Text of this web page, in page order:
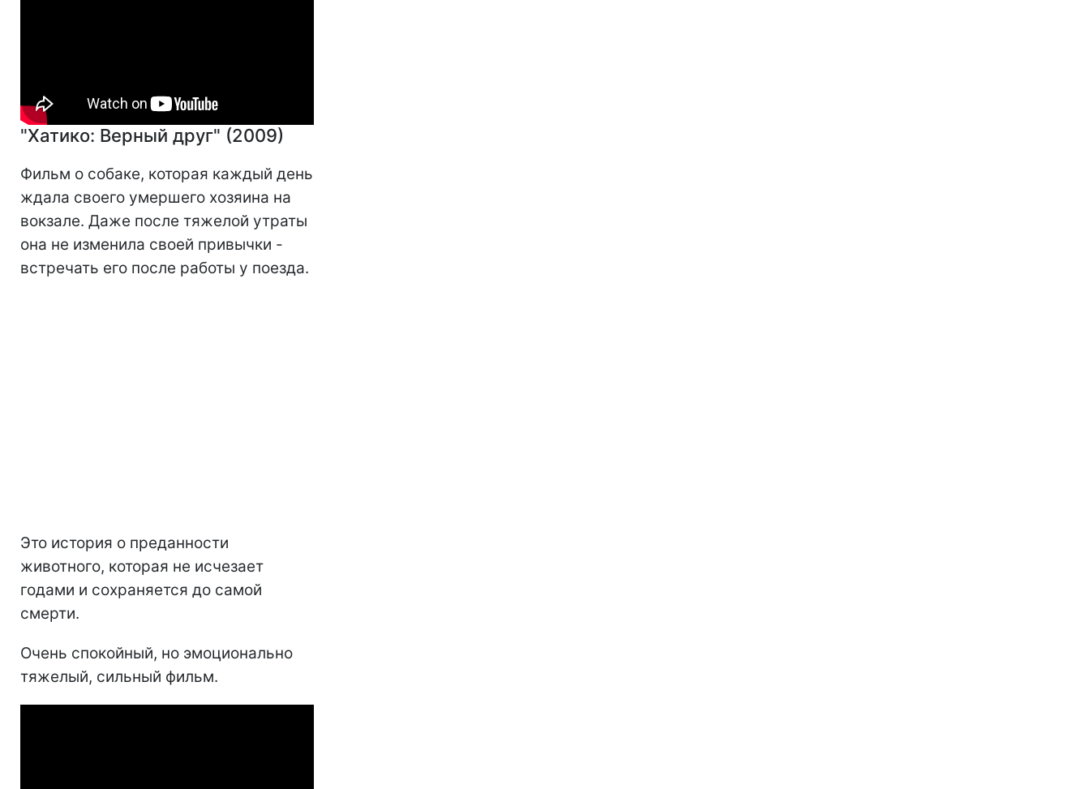
"Хатико: Верный друг" (2009)
Фильм о собаке, которая каждый день
ждала своего умершего хозяина на
вокзале. Даже после тяжелой утраты
она не изменила своей привычки -
встречать его после работы у поезда.
Это история о преданности
животного, которая не исчезает
годами и сохраняется до самой
смерти.
Очень спокойный, но эмоционально
тяжелый, сильный фильм.